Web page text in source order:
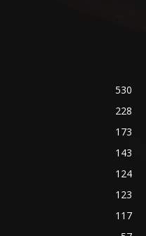
530
228
173
143
124
123
117